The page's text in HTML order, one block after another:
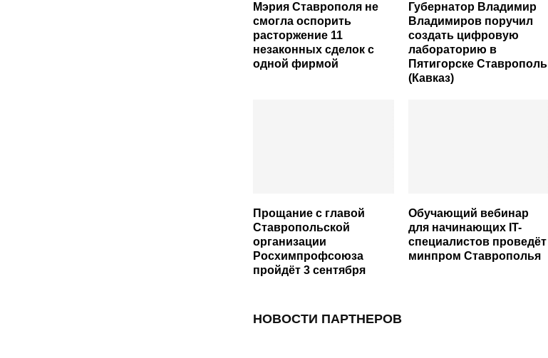
Мэрия Ставрополя не
смогла оспорить
расторжение 11
незаконных сделок с
одной фирмой
Губернатор Владимир
Владимиров поручил
создать цифровую
лабораторию в
Пятигорске Ставрополь
(Кавказ)
Прощание с главой
Ставропольской
организации
Росхимпрофсоюза
пройдёт 3 сентября
Обучающий вебинар
для начинающих IT-
специалистов проведёт
минпром Ставрополья
НОВОСТИ ПАРТНЕРОВ